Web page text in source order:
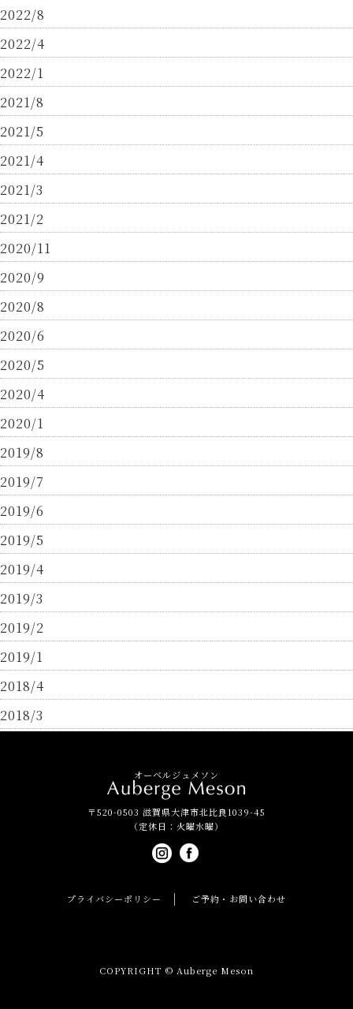
2022/8
2022/4
2022/1
2021/8
2021/5
2021/4
2021/3
2021/2
2020/11
2020/9
2020/8
2020/6
2020/5
2020/4
2020/1
2019/8
2019/7
2019/6
2019/5
2019/4
2019/3
2019/2
2019/1
2018/4
2018/3
オーベルジュメソン
〒520-0503 滋賀県大津市北比良1039-45
（定休日：火曜水曜）
プライバシーポリシー ご予約・お問い合わせ
COPYRIGHT © Auberge Meson